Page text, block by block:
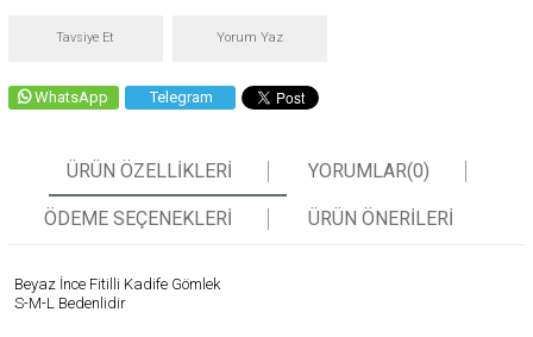
Tavsiye Et Yorum Yaz
WhatsApp Telegram
ÜRÜN ÖZELLIKLERI YORUMLAR(0)
ÖDEME SEÇENEKLERI ÜRÜN ÖNERILERI
Beyaz İnce Fitilli Kadife Gömlek
S-M-L Bedenlidir